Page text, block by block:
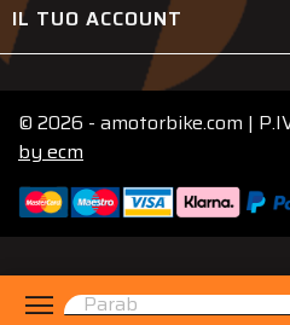
menu
IL TUO ACCOUNT
© 2026 - amotorbike.com |
byecm